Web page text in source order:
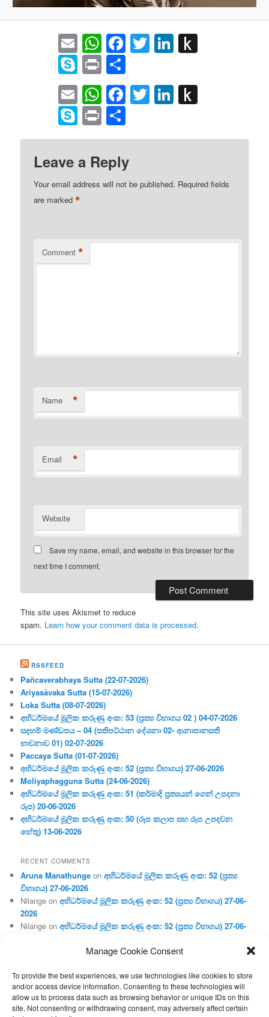
Manage Cookie Consent
To provide the best experiences, we use technologies like cookies to store
and/or access device information. Consenting to these technologies will
allow us to process data such as browsing behavior or unique IDs on this
site. Not consenting or withdrawing consent, may adversely affect certain
EmailWhatsApp
Facebook
TwitterLinkedIn
Skype
Print
EmailWhatsApp
Facebook
TwitterLinkedIn
Kindle
Skype
Print
Leave a Reply
Your email address will not be published. Required fields
are marked*
Comment *
Name *
Email *
Website
Save my name, email, and website in this browser for the
next time I comment.
This site uses Akismet to reduce
spam. Learn how your comment data is processed.
RSSFEED
Pañcaverabhaya Sutta (22-07-2026)
Ariyasāvaka Sutta (15-07-2026)
Loka Sutta (08-07-2026)
අභිධර්මයේ මූලික කරුණු අංක: 53 (ප්‍ර‍ත්‍ය විභාගය 02 ) 04-07-2026
සදහම් මණ්ඩපය – 04 (සතිපට්ඨාන දේශනා 02- ආනාපානසති
භාවනාව 01) 02-07-2026
Paccaya Sutta (01-07-2026)
අභිධර්මයේ මූලික කරුණු අංක: 52 (ප්‍ර‍ත්‍ය විභාගය) 27-06-2026
Moliyaphagguna Sutta (24-06-2026)
අභිධර්මයේ මූලික කරුණු අංක: 51 (කර්මාදි ප්‍ර‍ත්‍යයන් ගෙන් උපදනා
රූප) 20-06-2026
අභිධර්මයේ මූලික කරුණු අංක: 50 (රූප කලාප සහ රූප උපදවන
හේතු) 13-06-2026
RECENT COMMENTS
Aruna Manathunge onඅභිධර්මයේ මූලික කරුණු අංක: 52 (ප්‍ර‍ත්‍ය
විභාගය) 27-06-2026
Nilange onඅභිධර්මයේ මූලික කරුණු අංක: 52 (ප්‍ර‍ත්‍ය විභාගය) 27-06-
2026
Nilange onඅභිධර්මයේ මූලික කරුණු අංක: 52 (ප්‍ර‍ත්‍ය විභාගය) 27-06-
Aruna Manathungeonඅභිධර්මයේ මූලික කරුණු අංක: 46 (හෘදය,
Gunaratneonඅභිධර්මයේ මූලික කරුණු අංක: 46 (හෘදය, ජීවිත,
ආහාර රූප) 02-05-2026